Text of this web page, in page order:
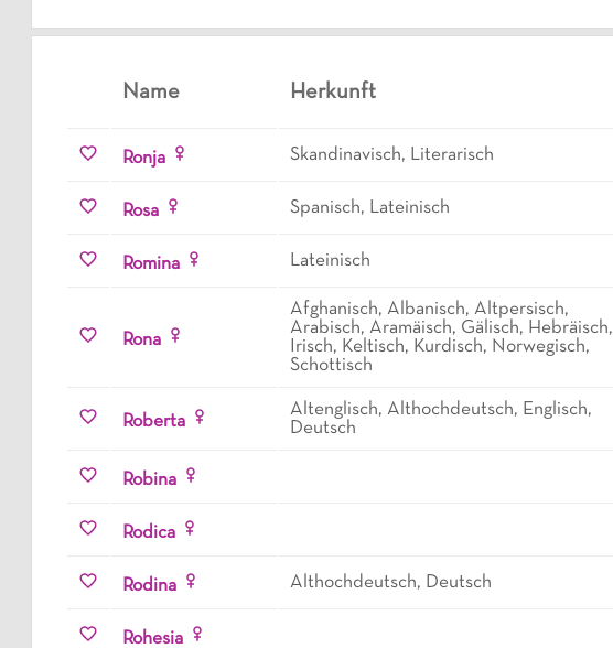
Name Herkunft
Ronja Skandinavisch, Literarisch
Rosa Spanisch, Lateinisch
Romina Lateinisch
Rona
Afghanisch, Albanisch, Altpersisch,
Arabisch, Aramäisch, Gälisch, Hebräisch,
Irisch, Keltisch, Kurdisch, Norwegisch,
Schottisch
Roberta
Altenglisch, Althochdeutsch, Englisch,
Deutsch
Robina
Rodica
Rodina Althochdeutsch, Deutsch
Rohesia